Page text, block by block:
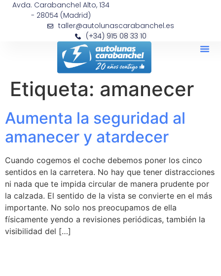
Avda. Carabanchel Alto, 134
- 28054 (Madrid)
taller@autolunascarabanchel.es
(+34) 915 08 33 10
Etiqueta: amanecer
Aumenta la seguridad al
amanecer y atardecer
Cuando cogemos el coche debemos poner los cinco
sentidos en la carretera. No hay que tener distracciones
ni nada que te impida circular de manera prudente por
la calzada. El sentido de la vista se convierte en el más
importante. No solo nos preocupamos de ella
físicamente yendo a revisiones periódicas, también la
visibilidad del […]